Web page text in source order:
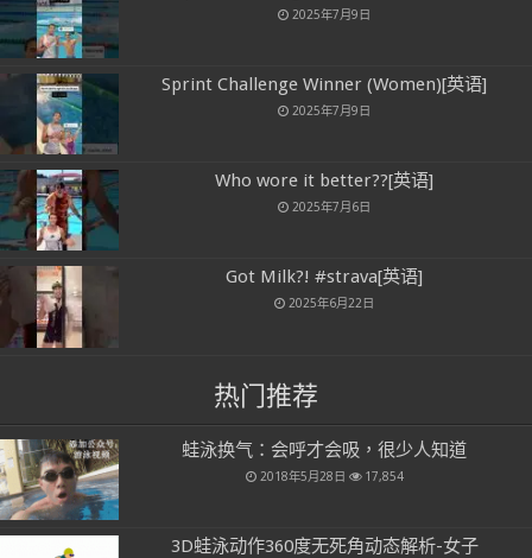
2025年7月9日
Sprint Challenge Winner (Women)[英语]
2025年7月9日
Who wore it better??[英语]
2025年7月6日
Got Milk?! #strava[英语]
2025年6月22日
热门推荐
蛙泳换气：会呼才会吸，很少人知道
2018年5月28日 17,854
3D蛙泳动作360度无死角动态解析-女子